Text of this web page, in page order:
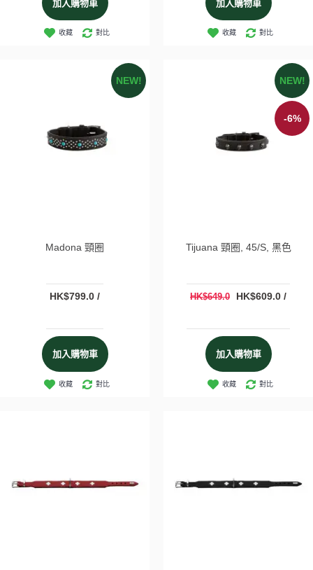
收藏 對比 收藏 對比
NEW!
Madona 頸圈
HK$799.0 /
加入購物車
收藏 對比
NEW!
-6%
Tijuana 頸圈, 45/S, 黑色
HK$649.0 HK$609.0 /
加入購物車
收藏 對比